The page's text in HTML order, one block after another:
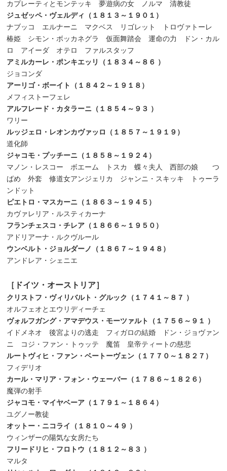
カプレーティとモンテッキ 夢遊病の女 ノルマ 清教徒
ジュゼッペ・ヴェルディ（１８１３～１９０１）
ナブッコ エルナーニ マクベス リゴレット トロヴァトーレ
椿姫 シモン・ボッカネグラ 仮面舞踏会 運命の力 ドン・カル
ロ アイーダ オテロ ファルスタッフ
アミルカーレ・ポンキエッリ（１８３４～８６ ）
ジョコンダ
アーリゴ・ボーイト（１８４２～１９１８）
メフィストーフェレ
アルフレード・カタラーニ（１８５４～９３ ）
ワリー
ルッジェロ・レオンカヴァッロ（１８５７～１９１９）
道化師
ジャコモ・プッチーニ（１８５８～１９２４）
マノン・レスコー ボエーム トスカ 蝶々夫人 西部の娘 つ
ばめ 外套 修道女アンジェリカ ジャンニ・スキッキ トゥーラ
ンドット
ピエトロ・マスカーニ（１８６３～１９４５）
カヴァレリア・ルスティカーナ
フランチェスコ・チレア（１８６６～１９５０）
アドリアーナ・ルクヴルール
ウンベルト・ジョルダーノ（１８６７～１９４８）
アンドレア・シェニエ
［ドイツ・オーストリア］
クリストフ・ヴィリバルト・グルック（１７４１～８７ ）
オルフェオとエウリディーチェ
ヴォルフガング・アマデウス・モーツァルト（１７５６～９１ ）
イドメネオ 後宮よりの逃走 フィガロの結婚 ドン・ジョヴァン
ニ コジ・ファン・トゥッテ 魔笛 皇帝ティートの慈悲
ルートヴィヒ・ファン・ベートーヴェン（１７７０～１８２７）
フィデリオ
カール・マリア・フォン・ウェーバー（１７８６～１８２６）
魔弾の射手
ジャコモ・マイヤベーア（１７９１～１８６４）
ユグノー教徒
オットー・ニコライ（１８１０～４９ ）
ウィンザーの陽気な女房たち
フリードリヒ・フロトウ（１８１２～８３ ）
マルタ